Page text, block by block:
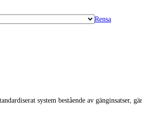
Rensa
system bestående av gänginsatser,